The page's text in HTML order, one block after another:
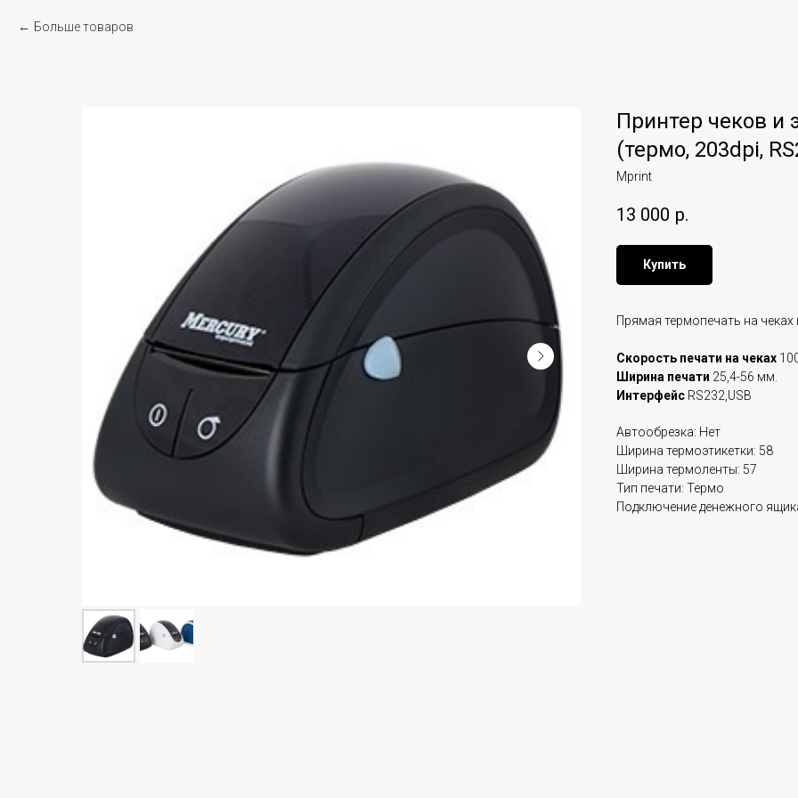
Больше товаров
Принтер чеков и
(термо, 203dpi,
Mprint
13 000 р.
Купить
Прямая термопечать на чеках
Скорость печати на чеках
Ширина печати 25,4-56 мм.
Интерфейс RS232,USB
Автообрезка: Нет
Ширина термоэтикетки: 58
Ширина термоленты: 57
Тип печати: Термо
Подключение денежного